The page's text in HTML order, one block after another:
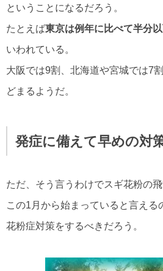
ということになるだろう。
たとえば東京は例年に比べて半分
いわれている。
大阪では9割、北海道や宮城では7
どまるようだ。
発症に備えて早めの対
ただ、そう言うわけでスギ花粉の
この1月から始まっていると言える
花粉症対策をするべきだろう。